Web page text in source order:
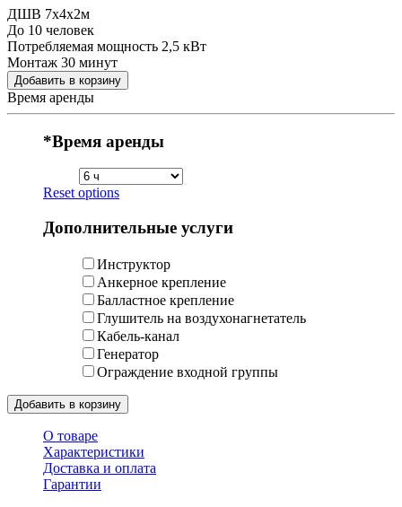
ДШВ 7x4x2м
До 10 человек
Потребляемая мощность 2,5 кВт
Монтаж 30 минут
Добавить в корзину
Время аренды
*Время аренды
Reset options
Дополнительные услуги
Инструктор
Анкерное крепление
Балластное крепление
Глушитель на воздухонагнетатель
Кабель-канал
Генератор
Ограждение входной группы
Добавить в корзину
О товаре
Характеристики
Доставка и оплата
Гарантии